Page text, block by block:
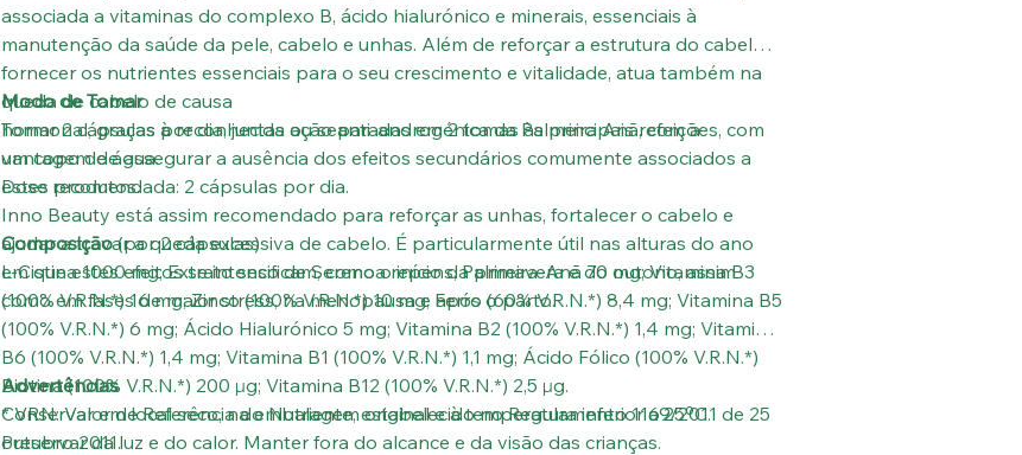
associada a vitaminas do complexo B, ácido hialurónico e minerais, essenciais à
manutenção da saúde da pele, cabelo e unhas. Além de reforçar a estrutura do cabelo e
fornecer os nutrientes essenciais para o seu crescimento e vitalidade, atua também na
queda de cabelo de causa
hormonal, graças à reconhecida ação anti-androgénica da Palmeira Anã, com a
vantagem de assegurar a ausência dos efeitos secundários comumente associados a
estes produtos.
Inno Beauty está assim recomendado para reforçar as unhas, fortalecer o cabelo e
ajudar a travar a queda excessiva de cabelo. É particularmente útil nas alturas do ano
em que estes efeitos se intensificam, como o início da primavera e do outono, assim
como em fases de maior stress, na menopausa e após o parto.
Modo de Tomar
Tomar 2 cápsulas por dia, juntas ou separadas em 2 tomas às principais refeições, com
um copo de água.
Dose recomendada: 2 cápsulas por dia.
Composição(por 2 cápsulas)
L-Cistina 1000 mg; Extrato seco de Serenoa repens, Palmeira-Anã 70 mg; Vitamina B3
(100% V.R.N.*) 16 mg; Zinco (100% V.R.N.*) 10 mg; Ferro (60% V.R.N.*) 8,4 mg; Vitamina B5
(100% V.R.N.*) 6 mg; Ácido Hialurónico 5 mg; Vitamina B2 (100% V.R.N.*) 1,4 mg; Vitamina
B6 (100% V.R.N.*) 1,4 mg; Vitamina B1 (100% V.R.N.*) 1,1 mg; Ácido Fólico (100% V.R.N.*)
Biotina (100% V.R.N.*) 200 µg; Vitamina B12 (100% V.R.N.*) 2,5 µg.
* VRN: Valor de Referência do Nutriente, estabelecido no Regulamento 1169/2011 de 25
outubro 2011.
Advertências
Conservar em local seco, na embalagem original e à temperatura inferior a 25ºC.
Preservar da luz e do calor. Manter fora do alcance e da visão das crianças.